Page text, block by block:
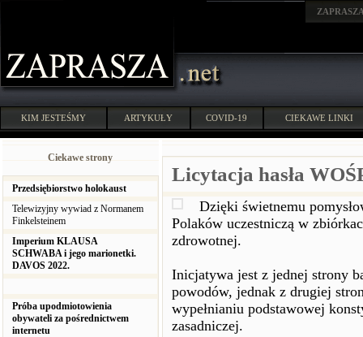
KIM JESTEŚMY ARTYKUŁY COVID-19 CIEKAWE LINKI
Ciekawe strony
Przedsiębiorstwo holokaust
Telewizyjny wywiad z Normanem
Finkelsteinem
Imperium KLAUSA
SCHWABA i jego marionetki.
DAVOS 2022.
Próba upodmiotowienia
obywateli za pośrednictwem
internetu
Licytacja hasła
Dzięki świetnemu
Polaków uczestniczą w
zdrowotnej.
Inicjatywa jest z jednej strony
powodów, jednak z drugiej
wypełnianiu podstawowej
zasadniczej.